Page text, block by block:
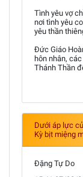
Tình yêu vợ
nơi tình yêu
yêu thần
Đức Giáo
hôn nhân,
Thánh Thần
Dưới áp lực
Kỳ bịt miệng
Đặng Tự Do